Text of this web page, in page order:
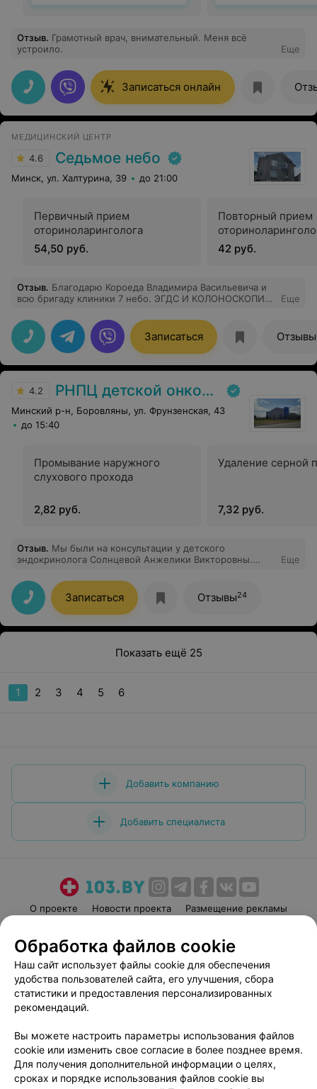
Отзыв. Грамотный врач, внимательный. Меня всё
устроило.
Еще
Записаться онлайн
МЕДИЦИНСКИЙ ЦЕНТР
4.6 Седьмое небо
Минск, ул. Халтурина, 39 до 21:00
Первичный прием
оториноларинголога
54,50 руб.
Повторный прием
42 руб.
Отзыв. Благодарю Короеда Владимира Васильевича и
всю бригаду клиники 7 небо. ЭГДС И КОЛОНОСКОПИЯ
Еще
Записаться Отзывы
4.2 РНПЦ детской онкологии
Минский р-н, Боровляны, ул. Фрунзенская, 43
до 15:40
Промывание наружного
слухового прохода
2,82 руб.
Удаление серной
7,32 руб.
Отзыв. Мы были на консультации у детского
эндокринолога Солнцевой Анжелики Викторовны.
анализы и с результатами мы снова запишемся к ней
же.
Еще
Записаться Отзывы24
Показать ещё 25
1 2 3 4 5 6
Добавить компанию
Добавить специалиста
О проекте Новости проекта
Размещение рекламы
Пользовательское соглашение
Способы оплаты
Вакансии
Партнеры
Написать руководителю 103.by
Обработка персональных данных
Обработка файлов cookie
Наш сайт использует файлы cookie для обеспечения
удобства пользователей сайта, его улучшения, сбора
статистики и предоставления персонализированных
рекомендаций.
Вы можете настроить параметры использования файлов
cookie или изменить свое согласие в более позднее время.
Для получения дополнительной информации о целях,
сроках и порядке использования файлов cookie вы